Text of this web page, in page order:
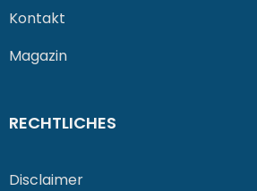
Kontakt
Magazin
RECHTLICHES
Disclaimer